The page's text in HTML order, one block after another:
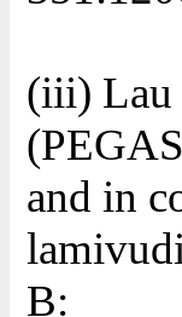
(iii) Lau
and in
B: